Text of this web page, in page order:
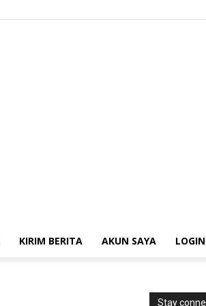
KIRIM BERITA AKUN SAYA LOGIN
Stay